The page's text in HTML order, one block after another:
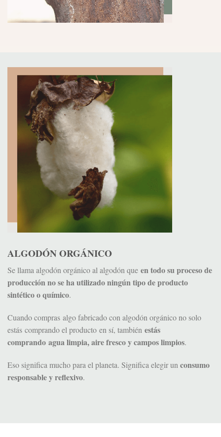
ALGODÓN ORGÁNICO
Se llama algodón orgánico al algodón que en todo su proceso de
producción no se ha utilizado ningún tipo de producto
sintético o químico.
Cuando compras algo fabricado con algodón orgánico no solo
estás comprando el producto en sí, también estás
comprando agua limpia, aire fresco y campos limpios.
Eso significa mucho para el planeta. Significa elegir un consumo
responsable y reflexivo.